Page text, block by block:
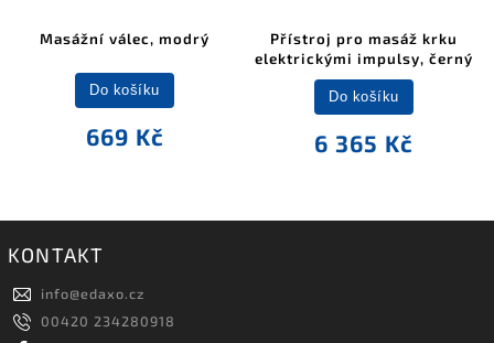
Masážní válec, modrý
669 Kč
Do košíku
Přístroj pro masáž krku
elektrickými impulsy, černý
6 365 Kč
Do košíku
KONTAKT
info@edaxo.cz
00420 234280918